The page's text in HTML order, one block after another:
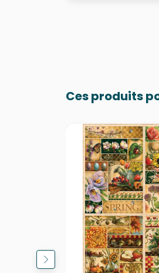
Ces produits